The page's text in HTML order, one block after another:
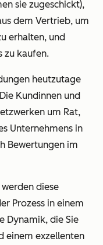
sie zugeschickt),
dem Vertrieb, um
erhalten, und
zu kaufen.
heutzutage
Kundinnen und
um Rat,
Unternehmens in
Bewertungen im
diese
Prozess in einem
Dynamik, die Sie
einem exzellenten